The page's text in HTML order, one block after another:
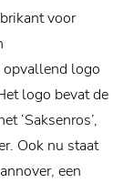
voor
opvallend logo
logo bevat de
‘Saksenros’,
Ook nu staat
een